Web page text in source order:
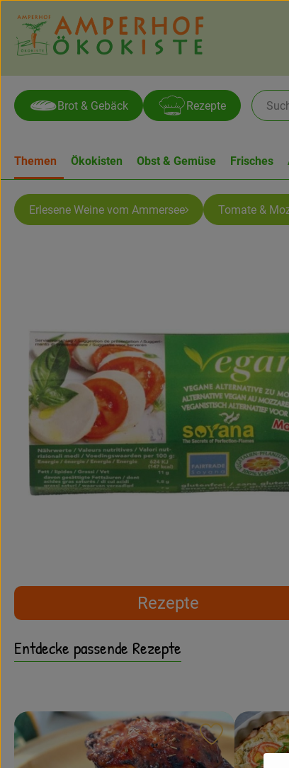
Brot & Gebäck Rezepte
Themen Ökokisten Obst & Gemüse Frisches
Erlesene Weine vom Ammersee Tomate &
Rezepte
Entdecke passende Rezepte
Rezept zu